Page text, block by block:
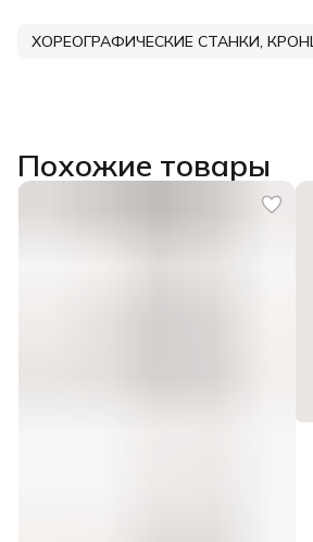
Похожие товары